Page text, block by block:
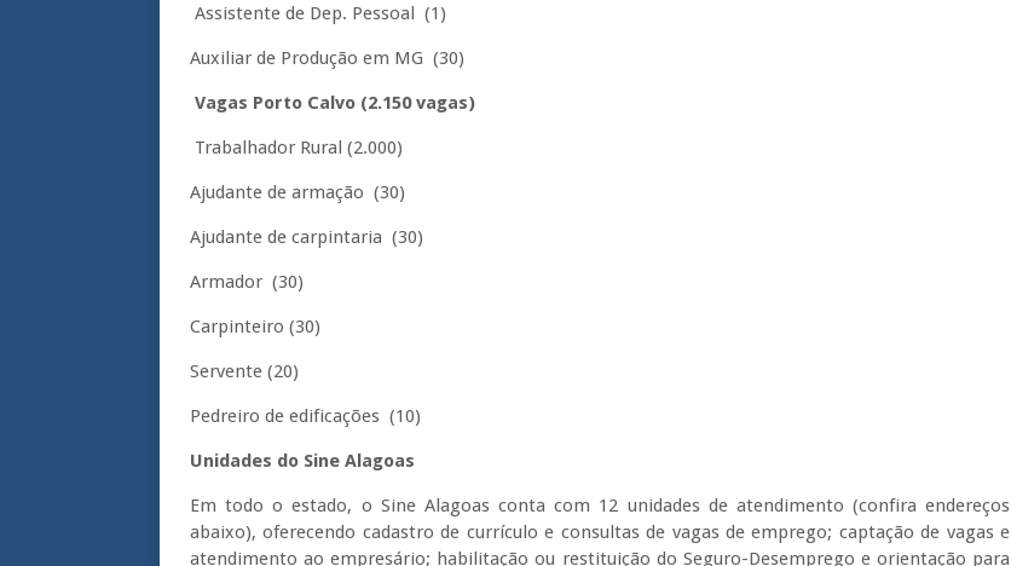
Assistente de Dep. Pessoal (1)
Auxiliar de Produção em MG (30)
Vagas Porto Calvo (2.150 vagas)
Trabalhador Rural (2.000)
Ajudante de armação (30)
Ajudante de carpintaria (30)
Armador (30)
Carpinteiro (30)
Servente (20)
Pedreiro de edificações (10)
Unidades do Sine Alagoas
Em todo o estado, o Sine Alagoas conta com 12 unidades de atendimento (confira endereços
abaixo), oferecendo cadastro de currículo e consultas de vagas de emprego; captação de vagas e
atendimento ao empresário; habilitação ou restituição do Seguro-Desemprego e orientação para